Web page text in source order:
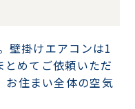
壁掛けエアコンは1
めてご依頼いただ
お住まい全体の空気